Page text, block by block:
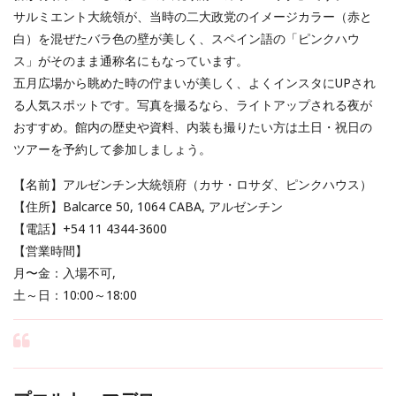
サルミエント大統領が、当時の二大政党のイメージカラー（赤と
白）を混ぜたバラ色の壁が美しく、スペイン語の「ピンクハウ
ス」がそのまま通称名にもなっています。
五月広場から眺めた時の佇まいが美しく、よくインスタにUPされ
る人気スポットです。写真を撮るなら、ライトアップされる夜が
おすすめ。館内の歴史や資料、内装も撮りたい方は土日・祝日の
ツアーを予約して参加しましょう。
【名前】アルゼンチン大統領府（カサ・ロサダ、ピンクハウス）
【住所】Balcarce 50, 1064 CABA, アルゼンチン
【電話】+54 11 4344-3600
【営業時間】
月〜金：入場不可,
土～日：10:00～18:00